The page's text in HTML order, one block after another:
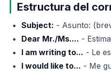
Estructura del
Subject: - Asunto:
Dear Mr./Ms.... -
I am writing to... - Le
I would like to... - Me